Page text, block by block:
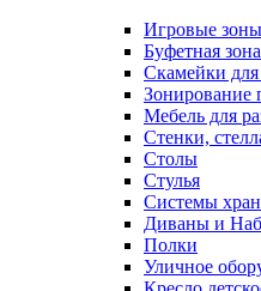
Игровые зоны
Буфетная
Скамейки
Зонирование
Мебель для
Стенки,
Столы
Стулья
Системы
Диваны и
Полки
Уличное